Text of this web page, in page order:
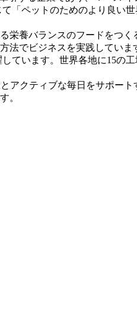
「ペットのためのより良い
栄養バランスのフードをつく
法でビジネスを実践していま
ています。世界各地に15の
アクティブな毎日をサポート
。